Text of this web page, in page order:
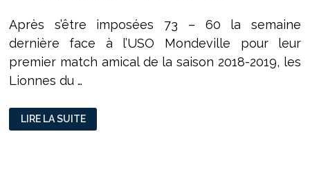
Après s’être imposées 73 – 60 la semaine
dernière face à l’USO Mondeville pour leur
premier match amical de la saison 2018-2019, les
Lionnes du …
LYON
GAGNE
AVEC
LIRE LA SUITE